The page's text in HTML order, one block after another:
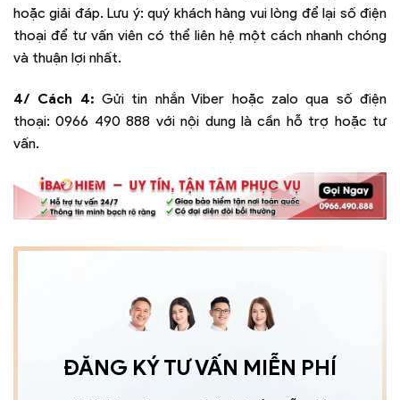
hoặc giải đáp. Lưu ý: quý khách hàng vui lòng để lại số điện
thoại để tư vấn viên có thể liên hệ một cách nhanh chóng
và thuận lợi nhất.
4/ Cách 4: Gửi tin nhắn Viber hoặc zalo qua số điện
thoại:0966 490 888 với nội dung là cần hỗ trợ hoặc tư
vấn.
ĐĂNG KÝ TƯ VẤN MIỄN PHÍ